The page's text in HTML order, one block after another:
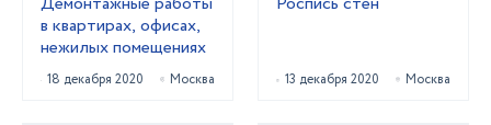
в квартирах, офисах,
нежилых помещениях
18 декабря 2020 Москва 13 декабря 2020 Москва